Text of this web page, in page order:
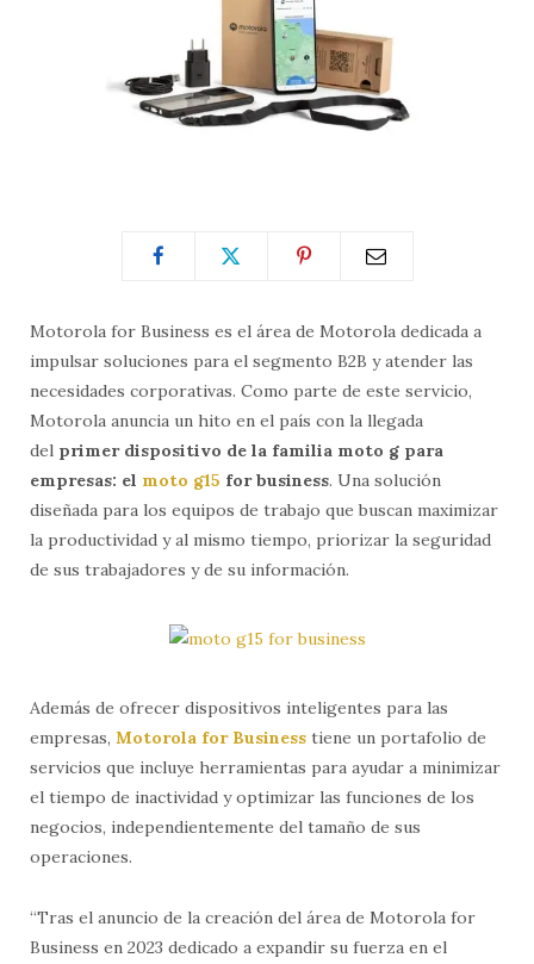
Motorola for Business es el área de Motorola dedicada a
impulsar soluciones para el segmento B2B y atender las
necesidades corporativas. Como parte de este servicio,
Motorola anuncia un hito en el país con la llegada
del primer dispositivo de la familia moto g para
empresas: el moto g15 for business. Una solución
diseñada para los equipos de trabajo que buscan maximizar
la productividad y al mismo tiempo, priorizar la seguridad
de sus trabajadores y de su información.
Además de ofrecer dispositivos inteligentes para las
empresas, Motorola for Business tiene un portafolio de
servicios que incluye herramientas para ayudar a minimizar
el tiempo de inactividad y optimizar las funciones de los
negocios, independientemente del tamaño de sus
operaciones.
“Tras el anuncio de la creación del área de Motorola for
Business en 2023 dedicado a expandir su fuerza en el